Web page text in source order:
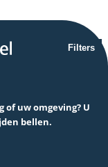
Filters
of uw omgeving? U
bellen.